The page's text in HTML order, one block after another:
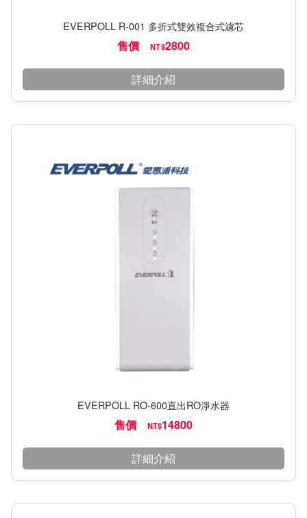
EVERPOLL R-001 多折式雙效複合式濾芯
售價 NT$2800
詳細介紹
EVERPOLL RO-600直出RO淨水器
售價 NT$14800
詳細介紹